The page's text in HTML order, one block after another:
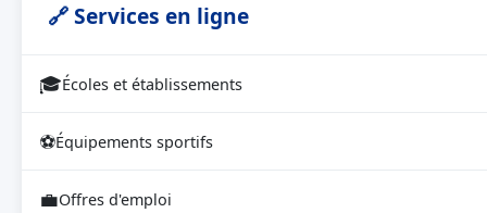
🔗 Services en ligne
🎓Écoles et établissements
⚽Équipements sportifs
💼Offres d'emploi